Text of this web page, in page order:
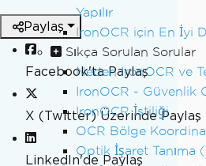
Yapılır
IronOCR için En İyi
Sıkça Sorulan Sorular
Neden IronOCR ve
IronOCR - Güvenlik
IronOCR İstiliği
OCR Bölge
Optik İşaret Tanıma
Paylaş
Facebook'ta Paylaş
X (Twitter) Üzerinde Paylaş
LinkedIn'de Paylaş